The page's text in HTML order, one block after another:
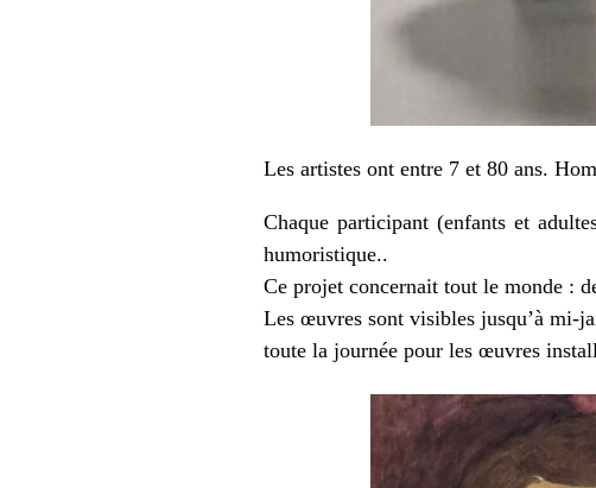
Les artistes ont entre 7 et 80 ans.
Chaque participant (enfants et
humoristique..
Ce projet concernait tout le monde :
Les œuvres sont visibles jusqu’à mi-
toute la journée pour les œuvres